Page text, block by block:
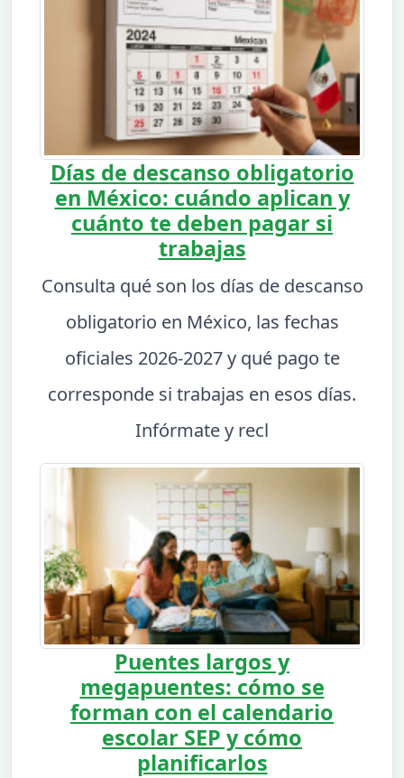
Días de descanso obligatorio
en México: cuándo aplican y
cuánto te deben pagar si
trabajas
Consulta qué son los días de descanso
obligatorio en México, las fechas
oficiales 2026-2027 y qué pago te
corresponde si trabajas en esos días.
Infórmate y recl
Puentes largos y
megapuentes: cómo se
forman con el calendario
escolar SEP y cómo
planificarlos